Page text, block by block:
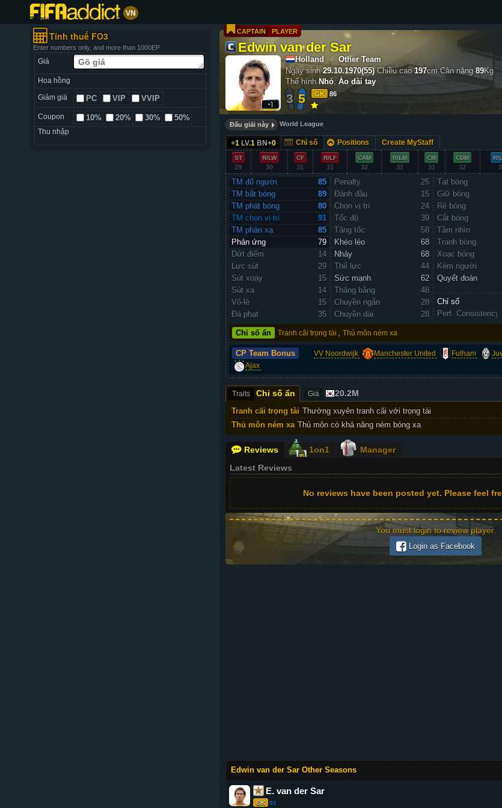
VN
Tính thuế FO3
Enter numbers only, and more than 1000EP
Giá
Hoa hồng
Giảm giá
PC VIP VVIP
Coupon 10% 20% 30% 50%
Thu nhập
Edwin van der Sar
CAPTAIN PLAYER
Holland
Other Team
Ngày sinh 29.10.1970(55) Chiều cao 197cmCân nặng 89Kg
Thể hình Nhỏ, Áo dài tay
3 5 GK 86
Đấu giải này World League
+1 LV.1 BN+0 Chỉ số Positions Create MyStaff
ST
29
R/LW
30
CF
31
R/LF
31
CAM
32
R/LM
31
CM
31
CDM
32
R/
TM đổ người
85
TM bắt bóng
89
TM phát bóng
80
TM chọn vị trí
91
TM phản xạ
85
Phản ứng
79
Dứt điểm
14
Lực sút
29
Sút xoáy
15
Sút xa
14
Vô-lê
15
Đá phạt
35
Penalty
25
Đánh đầu
15
Chọn vị trí
24
Tốc độ
39
Tăng tốc
58
Khéo léo
68
Nhảy
68
Thể lực
44
Sức mạnh
62
Thăng bằng
48
Chuyền ngắn
28
Chuyền dài
28
Tạt bóng
Giữ bóng
Rê bóng
Cắt bóng
Tầm nhìn
Tranh bóng
Xoạc bóng
Kèm người
Quyết đoán
Chỉ số
Perf. Consistency
Chỉ số ẩn Tranh cãi trọng tài Thủ môn ném xa
CP Team Bonus VV Noordwijk Manchester United Fulham
Ajax
Traits Chỉ số ẩn Giá 20.2M
Tranh cãi trọng tài Thường xuyên tranh cãi với trọng tài
Thủ môn ném xa Thủ môn có khả năng ném bóng xa
Reviews 1on1
Manager
Latest Reviews
No reviews have been posted yet. Please feel
You must login to review player.
Login as Facebook
Edwin van der Sar Other Seasons
E. van der Sar
GK 91